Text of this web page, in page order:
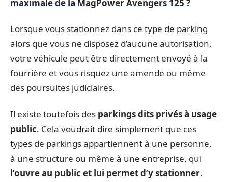
maximale de la MagPower Avengers 125 ?
Lorsque vous stationnez dans ce type de parking
alors que vous ne disposez d’aucune autorisation,
votre véhicule peut être directement envoyé à la
fourrière et vous risquez une amende ou même
des poursuites judiciaires.
Il existe toutefois des parkings dits privés à usage
public. Cela voudrait dire simplement que ces
types de parkings appartiennent à une personne,
à une structure ou même à une entreprise, qui
l’ouvre au public et lui permet d’y stationner.